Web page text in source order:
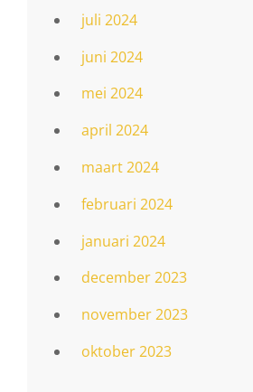
juli 2024
juni 2024
mei 2024
april 2024
maart 2024
februari 2024
januari 2024
december 2023
november 2023
oktober 2023